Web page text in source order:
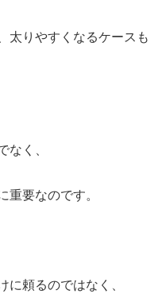
太りやすくなるケースも
なく、
重要なのです。
に頼るのではなく、